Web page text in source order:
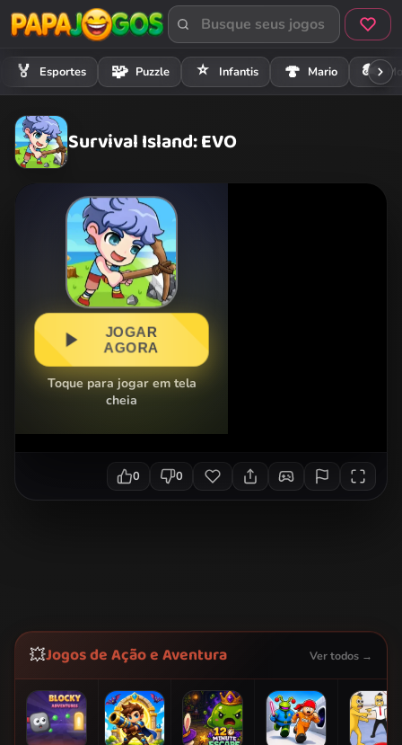
🏅 Esportes 🧩 Puzzle ⭐ Infantis 🍄 Mario 🏍️
Survival Island: EVO
JOGAR
AGORA
Toque para jogar em tela
cheia
0 0
💥Jogos de Ação e Aventura Ver todos →